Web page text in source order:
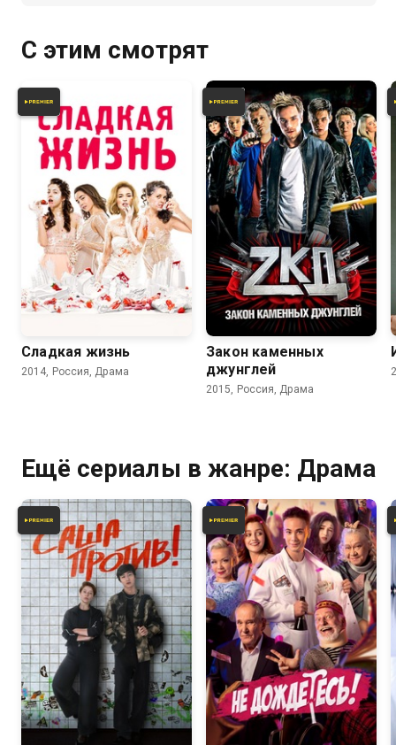
С этим смотрят
7.8 7.0
Сладкая жизнь
2014, Россия, Драма
7.7 6.7
Закон каменных
джунглей
2015, Россия, Драма
Ещё сериалы в жанре: Драма
6.4 5.6